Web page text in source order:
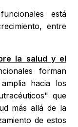
está
entre
la salud y el
forman
hacia los
que
más allá de la
de estos